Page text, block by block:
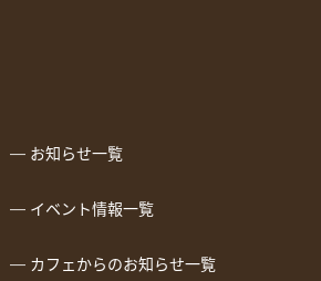
― お知らせ一覧
― イベント情報一覧
― カフェからのお知らせ一覧